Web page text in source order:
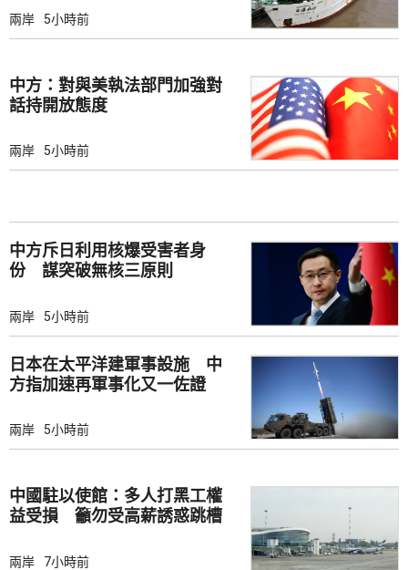
兩岸 5小時前
中方：對與美執法部門加強對
話持開放態度
兩岸 5小時前
中方斥日利用核爆受害者身
份 謀突破無核三原則
兩岸 5小時前
日本在太平洋建軍事設施 中
方指加速再軍事化又一佐證
兩岸 5小時前
中國駐以使館：多人打黑工權
益受損 籲勿受高薪誘惑跳槽
兩岸 7小時前